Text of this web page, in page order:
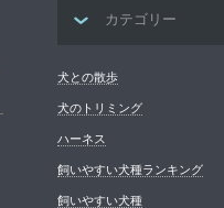
カテゴリー
犬との散歩
犬のトリミング
ハーネス
飼いやすい犬種ランキング
飼いやすい犬種